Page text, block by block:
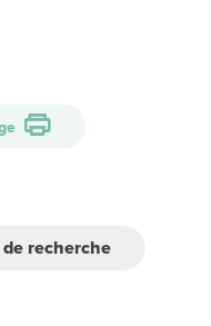
recherche